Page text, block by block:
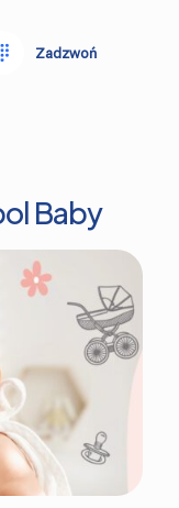
Zadzwoń
Baby